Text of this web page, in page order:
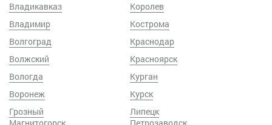
Владикавказ
Владимир
Волгоград
Волжский
Вологда
Воронеж
Грозный
Королев
Кострома
Краснодар
Красноярск
Курган
Курск
Липецк